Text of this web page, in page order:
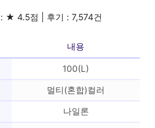
★ 4.5점 | 후기 : 7,574건
내용
100(L)
멀티(혼합)컬러
나일론